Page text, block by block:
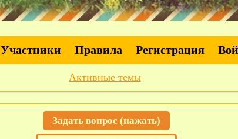
Участники Правила Регистрация
Активные темы
Задать вопрос (нажать)